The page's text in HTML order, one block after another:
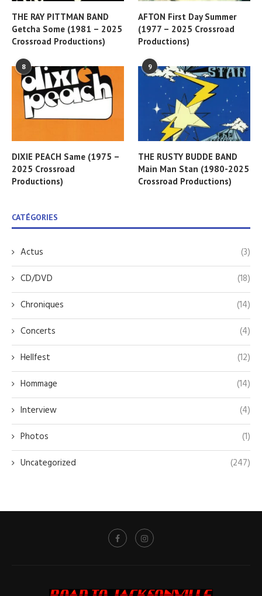
THE RAY PITTMAN BAND
Getcha Some (1981 – 2025
Crossroad Productions)
AFTON First Day Summer
(1977 – 2025 Crossroad
Productions)
8
DIXIE PEACH Same (1975 –
2025 Crossroad
Productions)
9
THE RUSTY BUDDE BAND
Main Man Stan (1980-2025
Crossroad Productions)
CATÉGORIES
Actus
(3)
CD/DVD
(18)
Chroniques
(14)
Concerts
(4)
Hellfest
(12)
Hommage
(14)
Interview
(4)
Photos
(1)
Uncategorized
(247)